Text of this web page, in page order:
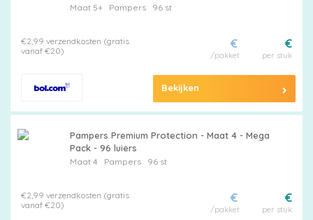
Maat 5+ Pampers96 st
€2,99 verzendkosten (gratis
vanaf €20)
€
per stuk
€
/pakket
Bekijken
Pampers Premium Protection - Maat 4 - Mega
Pack - 96 luiers
Maat 4 Pampers96 st
€2,99 verzendkosten (gratis
vanaf €20)
€
per stuk
€
/pakket